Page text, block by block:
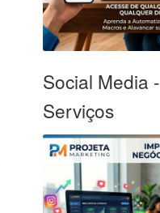
Social Media -
Serviços